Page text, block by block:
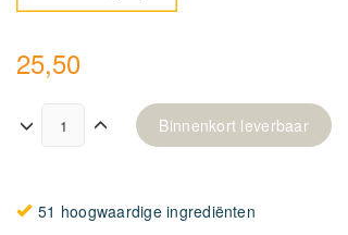
25,50
Binnenkort leverbaar
51 hoogwaardige ingrediënten